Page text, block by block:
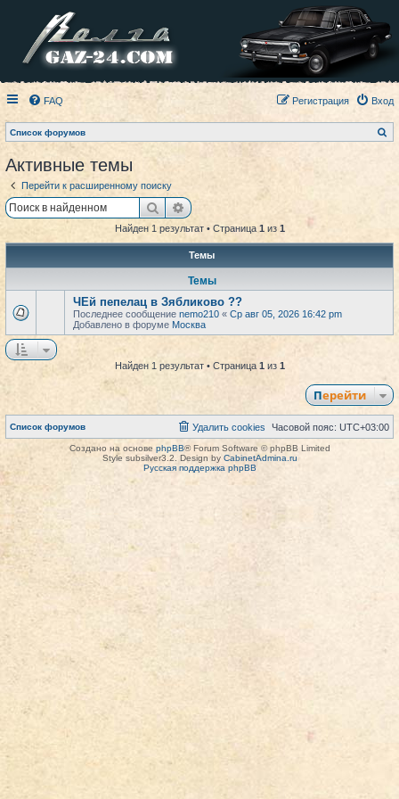
FAQ Вход
Регистрация
Список форумов
о
Активные темы
Перейти к расширенному поиску
ПоискРасширенный поиск
Найден 1 результат • Страница 1из 1
Темы
Темы
ЧЕй пепелац в Зябликово ??
Последнее сообщение nemo210 « Ср авг 05, 2026 16:42 pm
Добавлено в форуме Москва
Найден 1 результат • Страница 1из 1
Перейти
Список форумов Часовой пояс: UTC+03:00
Удалить cookies
Создано на основе phpBB® Forum Software © phpBB Limited
Style subsilver3.2. Design by CabinetAdmina.ru
Русская поддержка phpBB